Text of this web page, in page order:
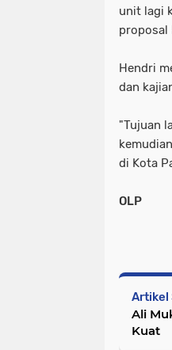
unit lagi
proposal
Hendri
dan
"Tujuan
di Kota
OLP
Artikel
Ali
Kuat